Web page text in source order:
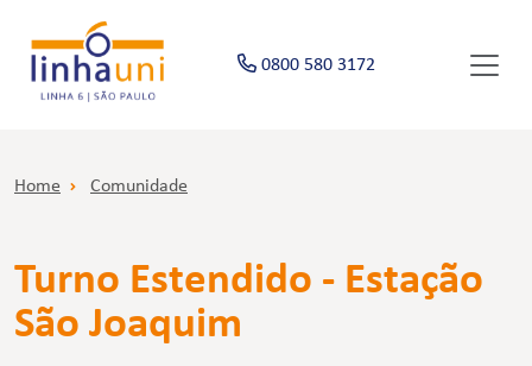
0800 580 3172
Home Comunidade
Turno Estendido - Estação
São Joaquim